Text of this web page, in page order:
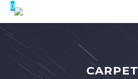
0
CARPET